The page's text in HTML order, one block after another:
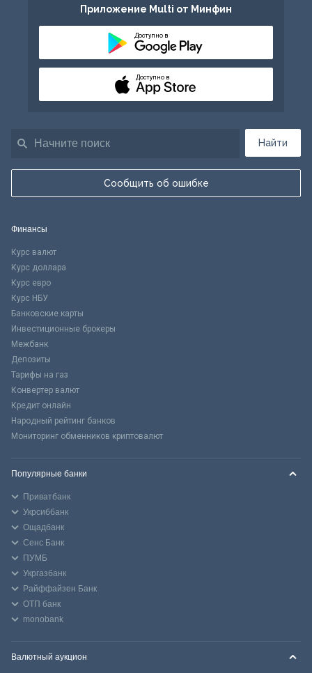
Найти
Сообщить об ошибке
Приложение Multi от Минфин
Доступно в
Доступно в
Финансы
Курс валют
Курс доллара
Курс евро
Курс НБУ
Банковские карты
Инвестиционные брокеры
Межбанк
Депозиты
Тарифы на газ
Конвертер валют
Кредит онлайн
Народный рейтинг банков
Мониторинг обменников криптовалют
Популярные банки
Приватбанк
Укрсиббанк
Ощадбанк
Сенс Банк
ПУМБ
Укргазбанк
Райффайзен Банк
ОТП банк
monobank
Валютный аукцион